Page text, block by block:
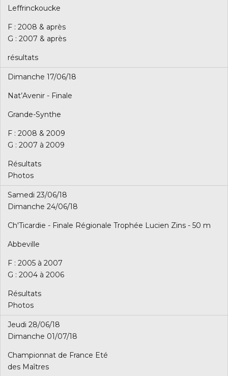
Leffrinckoucke
F : 2008 & après
G : 2007 & après
résultats
Dimanche 17/06/18
Nat’Avenir - Finale
Grande-Synthe
F : 2008 & 2009
G : 2007 à 2009
Résultats
Photos
Samedi 23/06/18
Dimanche 24/06/18
Ch'Ticardie - Finale Régionale Trophée Lucien Zins - 50 m
Abbeville
F : 2005 à 2007
G : 2004 à 2006
Résultats
Photos
Jeudi 28/06/18
Dimanche 01/07/18
Championnat de France Eté
des Maîtres